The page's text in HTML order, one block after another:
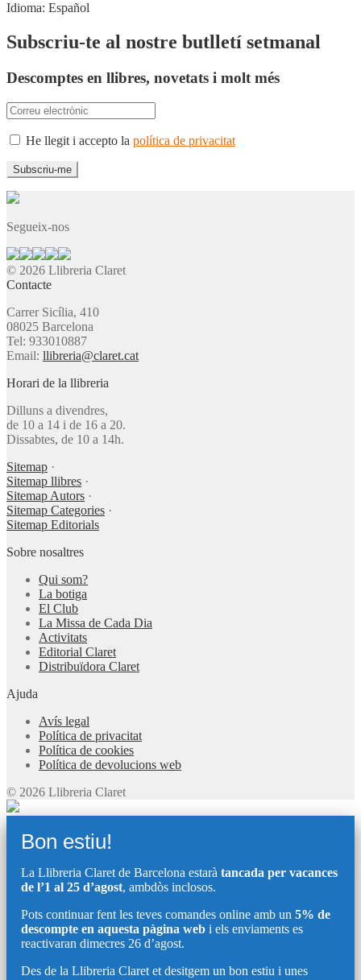
Idioma: Español
Subscriu-te al nostre butlletí setmanal
Descomptes en llibres, novetats i molt més
He llegit i accepto la política de privacitat
Segueix-nos
© 2026 Llibreria Claret
Contacte
Carrer Sicília, 410
08025 Barcelona
Tel: 933010887
Email: llibreria@claret.cat
Horari de la llibreria
Dilluns a divendres,
de 10 a 14 i de 16 a 20.
Dissabtes, de 10 a 14h.
Sitemap ·
Sitemap llibres ·
Sitemap Autors ·
Sitemap Categories ·
Sitemap Editorials
Sobre nosaltres
Qui som?
La botiga
El Club
La Missa de Cada Dia
Activitats
Editorial Claret
Distribuïdora Claret
Ajuda
Avís legal
Política de privacitat
Política de cookies
Política de devolucions web
© 2026 Llibreria Claret
Bon estiu!
La Llibreria Claret de Barcelona estarà tancada per vacances
de l’1 al 25 d’agost, ambdòs inclosos.
Pots continuar fent les teves comandes online amb un 5% de
descompte en aquesta pàgina web i els enviaments es
reactivaran dimecres 26 d’agost.
Des de la Llibreria Claret et desitgem un bon estiu i unes